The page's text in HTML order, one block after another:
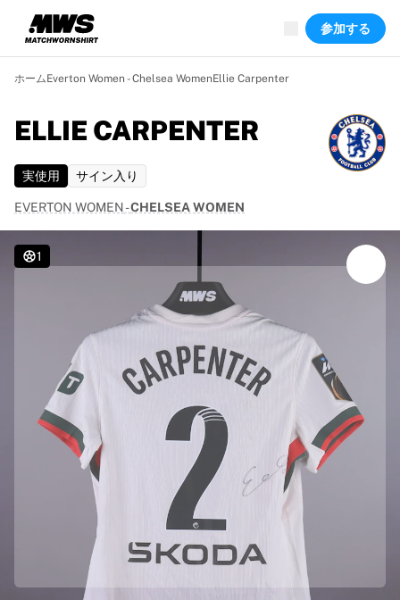
ハイライト
ワールドチャンピオンシップオークション
レジェンドコレクション
ツール・ド・フランス
オークション
まもなく終了
隠れた名作
世界選手権オークション
商品
デビューユニフォーム
額装シャツ
サッカー
ハイライト
世界選手権オークション
レジェンドコレクション
サッカーをすべて見る
米国
参加する
ホームEverton Women - Chelsea WomenEllie Carpenter
ELLIE CARPENTER
実使用 サイン入り
EVERTON WOMEN-CHELSEA WOMEN
1